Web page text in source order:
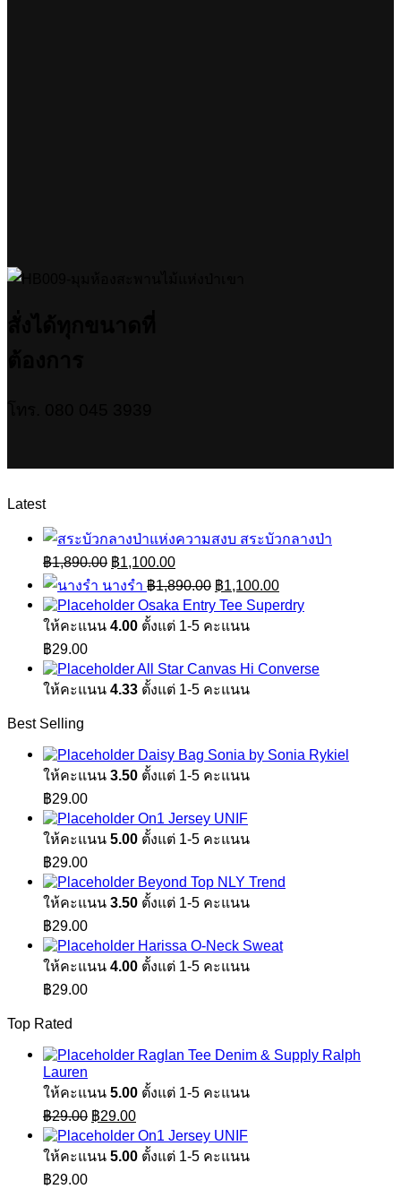
Latest
สระบัวกลางป่า
฿1,890.00 Original
price
was:
฿1,890.00.
฿1,100.00Current
price
is:
฿1,100.00.
นางรำ ฿1,890.00 Original
price
was:
฿1,890.00.
฿1,100.00Current
price
is:
Osaka Entry Tee Superdry
ให้คะแนน 4.00 ตั้งแต่ 1-5 คะแนน
฿29.00
All Star Canvas Hi Converse
ให้คะแนน 4.33 ตั้งแต่ 1-5 คะแนน
Best Selling
Daisy Bag Sonia by Sonia Rykiel
ให้คะแนน 3.50 ตั้งแต่ 1-5 คะแนน
฿29.00
On1 Jersey UNIF
ให้คะแนน 5.00 ตั้งแต่ 1-5 คะแนน
฿29.00
Beyond Top NLY Trend
ให้คะแนน 3.50 ตั้งแต่ 1-5 คะแนน
฿29.00
Harissa O-Neck Sweat
ให้คะแนน 4.00 ตั้งแต่ 1-5 คะแนน
฿29.00
Top Rated
Raglan Tee Denim & Supply Ralph
Lauren
ให้คะแนน 5.00 ตั้งแต่ 1-5 คะแนน
฿29.00 Original
price
was:
฿29.00.
฿29.00Current
price
is:
฿29.00.
On1 Jersey UNIF
ให้คะแนน 5.00 ตั้งแต่ 1-5 คะแนน
฿29.00